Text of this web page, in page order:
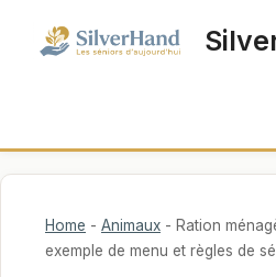
Home - Animaux - Ration
exemple de menu et règles de